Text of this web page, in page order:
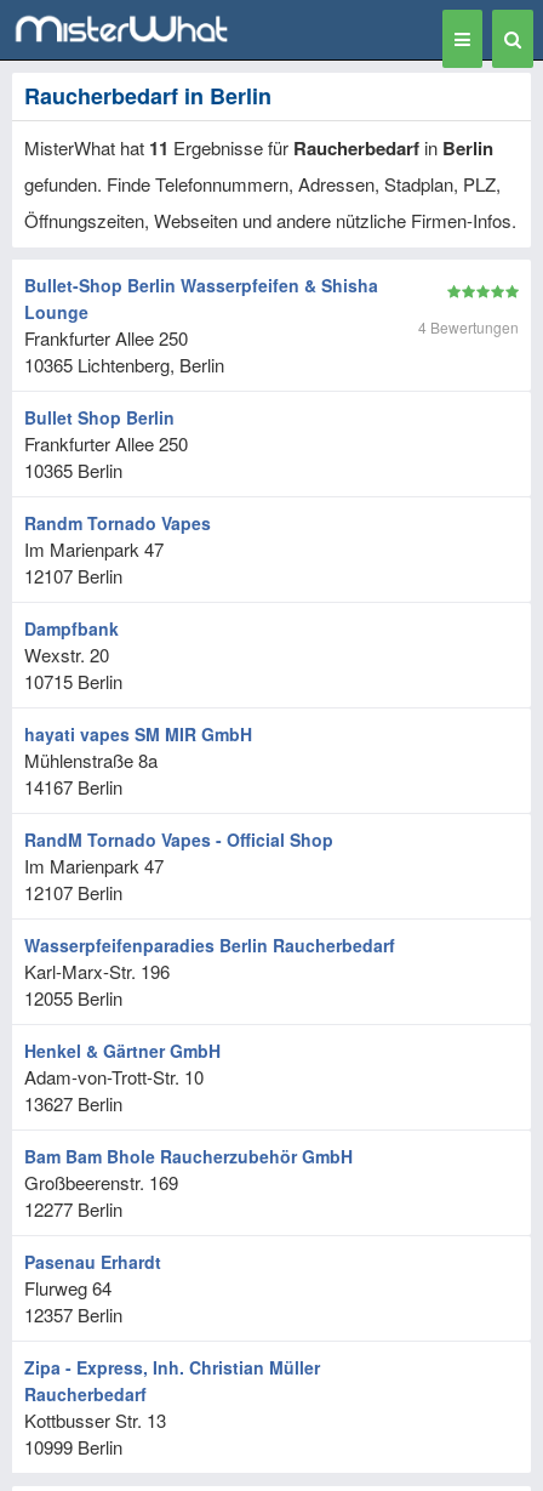
Toggle
navigation
Raucherbedarf in Berlin
MisterWhat hat 11 Ergebnisse für Raucherbedarf in Berlin
gefunden. Finde Telefonnummern, Adressen, Stadplan, PLZ,
Öffnungszeiten, Webseiten und andere nützliche Firmen-Infos.
4 Bewertungen
Bullet-Shop Berlin Wasserpfeifen & Shisha
Lounge
Frankfurter Allee 250
10365 Lichtenberg, Berlin
Bullet Shop Berlin
Frankfurter Allee 250
10365 Berlin
Randm Tornado Vapes
Im Marienpark 47
12107 Berlin
Dampfbank
Wexstr. 20
10715 Berlin
hayati vapes SM MIR GmbH
Mühlenstraße 8a
14167 Berlin
RandM Tornado Vapes - Official Shop
Im Marienpark 47
12107 Berlin
Wasserpfeifenparadies Berlin Raucherbedarf
Karl-Marx-Str. 196
12055 Berlin
Henkel & Gärtner GmbH
Adam-von-Trott-Str. 10
13627 Berlin
Bam Bam Bhole Raucherzubehör GmbH
Großbeerenstr. 169
12277 Berlin
Pasenau Erhardt
Flurweg 64
12357 Berlin
Zipa - Express, Inh. Christian Müller
Raucherbedarf
Kottbusser Str. 13
10999 Berlin